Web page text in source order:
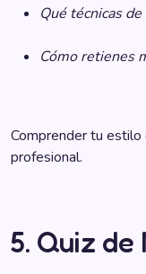
Qué técnicas
Cómo retienes
Comprender tu estilo
profesional.
5. Quiz